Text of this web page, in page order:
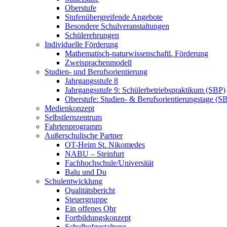
Oberstufe
Stufenübergreifende Angebote
Besondere Schulveranstaltungen
Schülerehrungen
Individuelle Förderung
Mathematisch-naturwissenschaftl. Förderung
Zweisprachenmodell
Studien- und Berufsorientierung
Jahrgangsstufe 8
Jahrgangsstufe 9: Schülerbetriebspraktikum (SBP)
Oberstufe: Studien- & Berufsorientierungstage
Medienkonzept
Selbstlernzentrum
Fahrtenprogramm
Außerschulische Partner
OT-Heim St. Nikomedes
NABU – Steinfurt
Fachhochschule/Universität
Balu und Du
Schulentwicklung
Qualitätsbericht
Steuergruppe
Ein offenes Ohr
Fortbildungskonzept